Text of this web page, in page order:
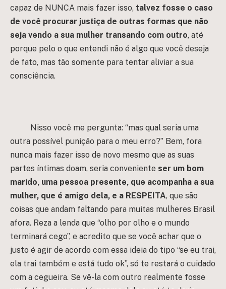
capaz de NUNCA mais fazer isso, talvez fosse o caso
de você procurar justiça de outras formas que não
seja vendo a sua mulher transando com outro, até
porque pelo o que entendi não é algo que você deseja
de fato, mas tão somente para tentar aliviar a sua
consciência.
Nisso você me pergunta: “mas qual seria uma
outra possível punição para o meu erro?” Bem, fora
nunca mais fazer isso de novo mesmo que as suas
partes íntimas doam, seria conveniente ser um bom
marido, uma pessoa presente, que acompanha a sua
mulher, que é amigo dela, e a RESPEITA, que são
coisas que andam faltando para muitas mulheres Brasil
afora. Reza a lenda que “olho por olho e o mundo
terminará cego”, e acredito que se você achar que o
justo é agir de acordo com essa ideia do tipo “se eu trai,
ela trai também e está tudo ok”, só te restará o cuidado
com a cegueira. Se vê-la com outro realmente fosse